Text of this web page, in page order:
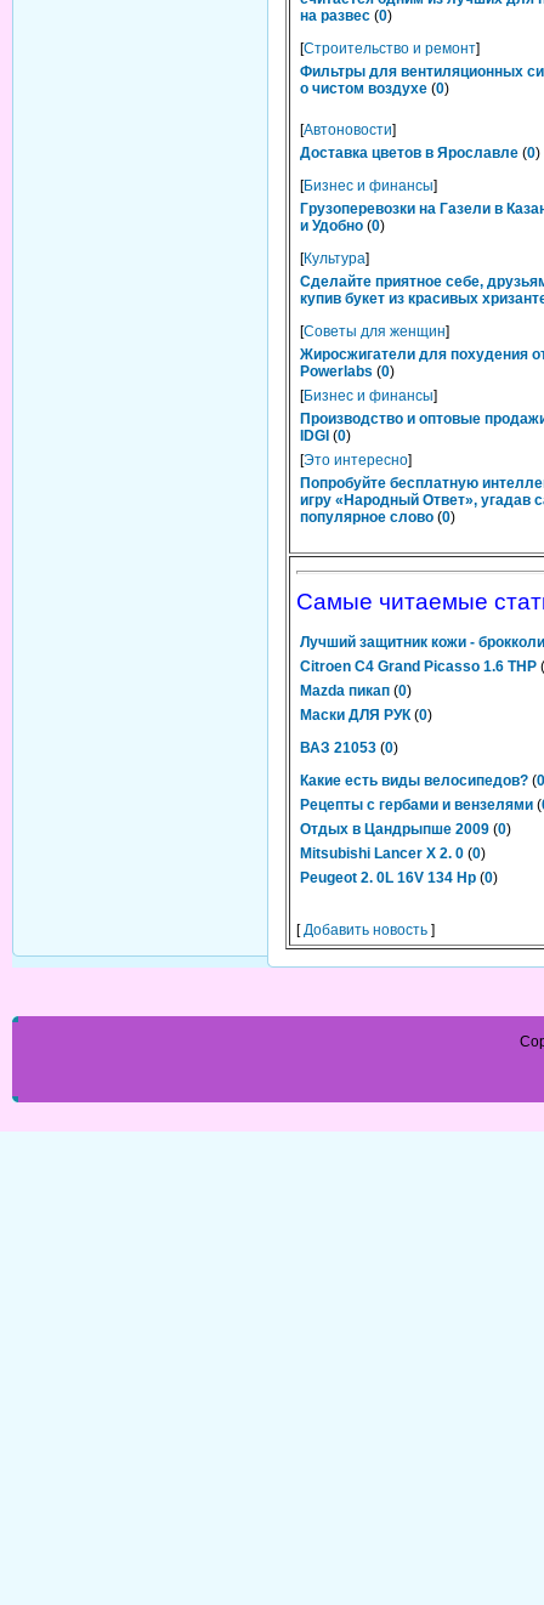
на развес (0)
[Строительство и ремонт]
Фильтры для вентиляционных
о чистом воздухе (0)
[Автоновости]
Доставка цветов в Ярославле (0)
[Бизнес и финансы]
Грузоперевозки на Газели в
и Удобно (0)
[Культура]
Сделайте приятное себе,
купив букет из красивых
[Советы для женщин]
Жиросжигатели для похудения
Powerlabs (0)
[Бизнес и финансы]
Производство и оптовые
IDGI (0)
[Это интересно]
Попробуйте бесплатную
игру «Народный Ответ», угадав
популярное слово (0)
Самые читаемые
Лучший защитник кожи - брокколи
Citroen C4 Grand Picasso 1.6 THP (
Mazda пикап (0)
Маски ДЛЯ РУК (0)
ВАЗ 21053 (0)
Какие есть виды велосипедов? (0
Рецепты с гербами и вензелями (
Отдых в Цандрыпше 2009 (0)
Mitsubishi Lancer X 2. 0 (0)
Peugeot 2. 0L 16V 134 Hp (0)
[Добавить новость ]